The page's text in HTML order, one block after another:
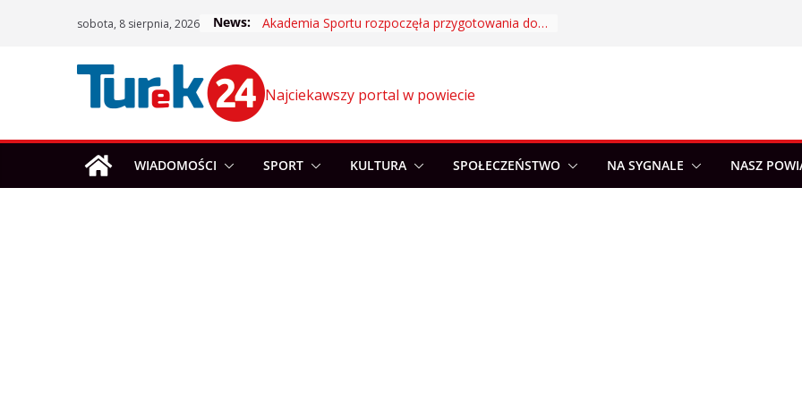
sobota, 8 sierpnia, 2026 News: Akademia Sportu rozpoczęła przygotowania do nowego sezonu
Najciekawszy portal w powiecie
WIADOMOŚCI SPORT KULTURA SPOŁECZEŃSTWO NA SYGNALE NASZ